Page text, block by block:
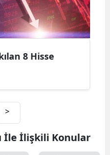
8 Hisse
>
İle İlişkili Konular